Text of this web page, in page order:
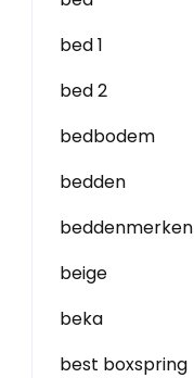
bed 1
bed 2
bedbodem
bedden
beddenmerken
beige
beka
best boxspring